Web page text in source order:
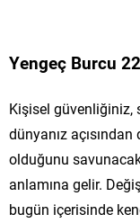
Yengeç Burcu
Kişisel güvenliğiniz,
dünyanız
olduğunu
anlamına gelir.
bugün içerisinde